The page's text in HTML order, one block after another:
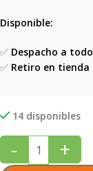
Disponible:
✅ Despacho a
✅ Retiro en tienda
14 disponibles
- +